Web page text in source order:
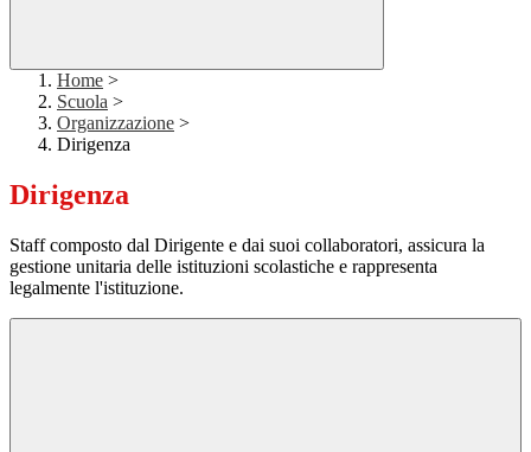
Home >
Scuola >
Organizzazione >
Dirigenza
Dirigenza
Staff composto dal Dirigente e dai suoi collaboratori, assicura la
gestione unitaria delle istituzioni scolastiche e rappresenta
legalmente l'istituzione.